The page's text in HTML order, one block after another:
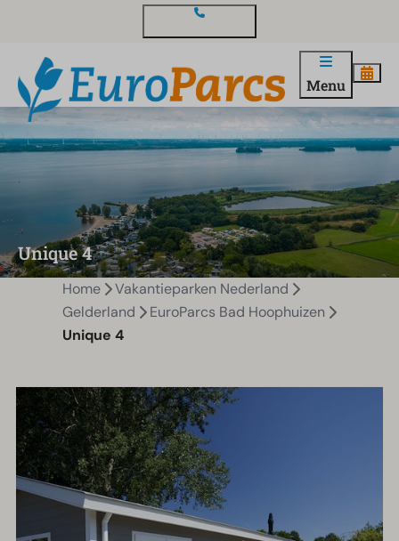
Menu
Unique 4
Home
Vakantieparken Nederland
Gelderland
EuroParcs Bad Hoophuizen
Unique 4